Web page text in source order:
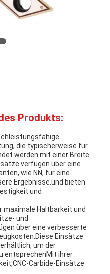
Produkts:
die typischerweise für
werden.mit einer Breite
verfügen über eine
wie NN, für eine
Ergebnisse.und bieten
und
maximale Haltbarkeit und
und
über eine verbesserte
Einsätze
um der
entsprechenMit ihrer
Carbide-Einsätze